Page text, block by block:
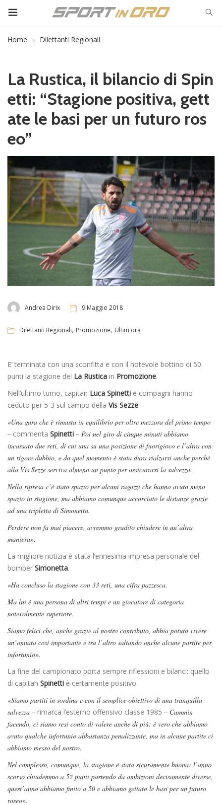
Home Dilettanti Regionali
La Rustica, il bilancio di Spin
etti: “Stagione positiva, gett
ate le basi per un futuro ros
eo”
Andrea Dirix 9 Maggio 2018
Dilettanti Regionali, Promozione, Ultim'ora
E’ terminata con una sconfitta e con il notevole bottino di 50
punti la stagione del La Rustica in Promozione.
Nell’ultimo turno, capitan Luca Spinetti e compagni hanno
ceduto per 5-3 sul campo della Vis Sezze.
«Una gara che è rimasta in equilibrio per oltre mezzora del primo tempo
– commenta Spinetti – Poi nel giro di cinque minuti abbiamo
incassato due reti, di cui una su una posizione di fuorigioco e l’altra con
un rigore dubbio, e da quel momento è stata dura rialzarsi anche perché
alla Vis Sezze serviva almeno un punto per assicurarsi la salvezza.
Nella ripresa c’è stato spazio per alcuni ragazzi che hanno avuto meno
spazio in stagione, ma abbiamo comunque accorciato le distanze grazie
ad una tripletta di Simonetta.
Perdere non fa mai piacere, avremmo gradito chiudere in un’altra
maniera».
La migliore notizia è stata l’ennesima impresa personale del
bomber Simonetta.
«Ha concluso la stagione con 33 reti, una cifra pazzesca.
Ma lui è una persona di altri tempi e un giocatore di categoria
notevolmente superiore.
Siamo felici che, anche grazie al nostro contributo, abbia potuto vivere
un’annata così importante e tra l’altro saltando anche alcune partite per
infortunio».
La fine del campionato porta sempre riflessioni e bilanci: quello
di capitan Spinetti è certamente positivo.
«Siamo partiti in sordina e con il semplice obiettivo di una tranquilla
salvezza – rimarca l’esterno offensivo classe 1985 – Cammin
facendo, ci siamo resi conto di valere anche di più: è vero che abbiamo
avuto qualche infortunio abbastanza penalizzante, ma in alcune partite ci
abbiamo messo del nostro.
Nel complesso, comunque, la stagione è stata sicuramente buona: l’anno
scorso chiudemmo a 52 punti partendo da ambizioni decisamente diverse,
quest’anno abbiamo finito a 50 e abbiamo gettato le basi per un futuro
roseo».